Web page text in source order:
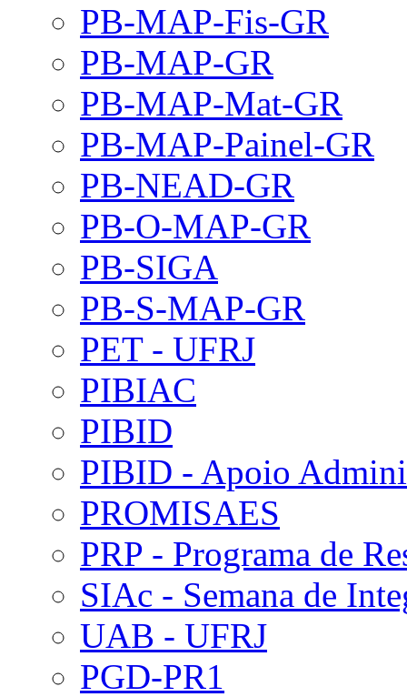
PB-MAP-Fis-GR
PB-MAP-GR
PB-MAP-Mat-GR
PB-MAP-Painel-GR
PB-NEAD-GR
PB-O-MAP-GR
PB-SIGA
PB-S-MAP-GR
PET - UFRJ
PIBIAC
PIBID
PIBID - Apoio
PROMISAES
PRP - Programa de
SIAc - Semana de
UAB - UFRJ
PGD-PR1